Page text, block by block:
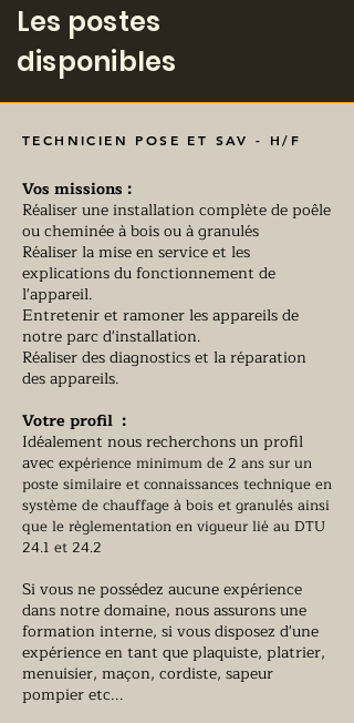
Les postes
disponibles
TECHNICIEN POSE ET SAV - H/F
Vos missions :
Réaliser une installation complète de poêle
ou cheminée à bois ou à granulés
Réaliser la mise en service et les
explications du fonctionnement de
l'appareil.
Entretenir et ramoner les appareils de
notre parc d'installation.
Réaliser des diagnostics et la réparation
des appareils.
Votre profil :
Idéalement nous recherchons un profil
avec expérience minimum de 2 ans sur un
poste similaire et connaissances technique en
système de chauffage à bois et granulés ainsi
que le règlementation en vigueur lié au DTU
24.1 et 24.2
​Si vous ne possédez aucune expérience
dans notre domaine, nous assurons une
formation interne, sivous disposez d'une
expérience en tant que plaquiste, platrier,
menuisier, maçon, cordiste, sapeur
pompier etc...